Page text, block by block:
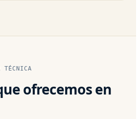
TÉCNICA
ofrecemos en